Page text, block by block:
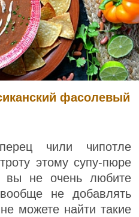
фасолевый
чили чипотле
этому супу-пюре
не очень любите
не добавлять
можете найти такие